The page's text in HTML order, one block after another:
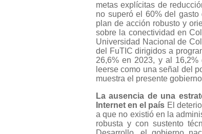
metas explícitas de
no superó el 60% del
plan de acción robusto y
sobre la conectividad en
Universidad Nacional de
del FuTIC dirigidos a
26,6% en 2023, y al
leerse como una señal del
muestra el presente
La ausencia de una
Internet en el país El
a que no existió en la
robusta y con sustento